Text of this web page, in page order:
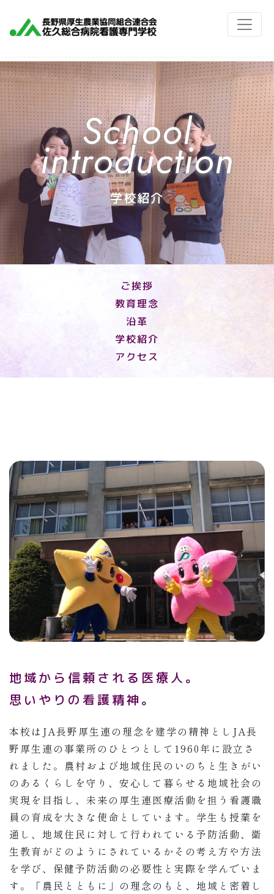
School
introduction
学校紹介
ご挨拶
教育理念
沿革
学校紹介
アクセス
地域から信頼される医療人。
思いやりの看護精神。
本校はJA長野厚生連の理念を建学の精神としJA長
野厚生連の事業所のひとつとして1960年に設立さ
れました。農村および地域住民のいのちと生きがい
のあるくらしを守り、安心して暮らせる地域社会の
実現を目指し、未来の厚生連医療活動を担う看護職
員の育成を大きな使命としています。学生も授業を
通し、地域住民に対して行われている予防活動、衛
生教育がどのようにされているかその考え方や方法
を学び、保健予防活動の必要性と実際を学んでいま
す。「農民とともに」の理念のもと、地域と密着し